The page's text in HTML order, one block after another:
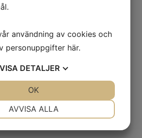
användning av cookies och
personuppgifter här.
VISA DETALJER
AVVISA ALLA
OK